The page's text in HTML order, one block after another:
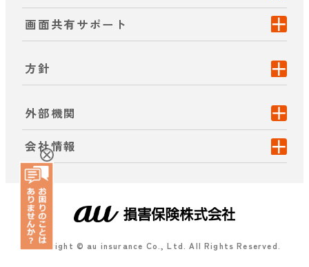
画面共有サポート
方針
外部機関
会社情報
Copyright © au insurance Co., Ltd. All Rights Reserved.